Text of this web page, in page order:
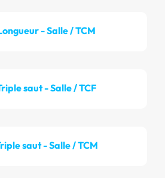
- Salle / TCM
saut - Salle / TCF
saut - Salle / TCM